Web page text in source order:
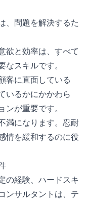
、問題を解決するた
欲と効率は、すべて
スキルです。
客に直面している
いるかにかかわら
が重要です。
満になります。忍耐
情を緩和するのに役
の経験、ハードスキ
ンサルタントは、テ